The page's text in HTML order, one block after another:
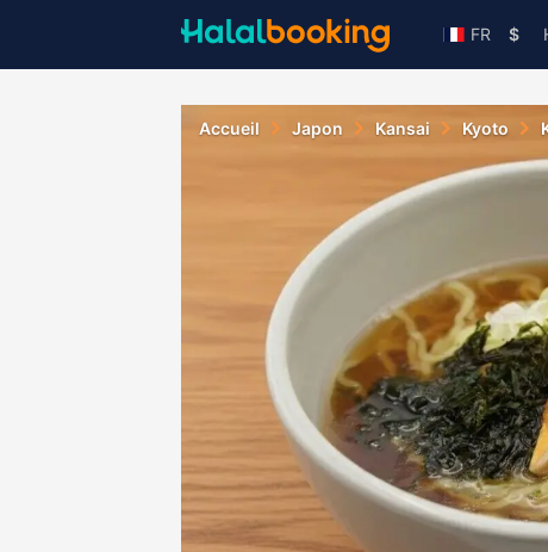
FR $
Accueil Japon Kansai Kyoto